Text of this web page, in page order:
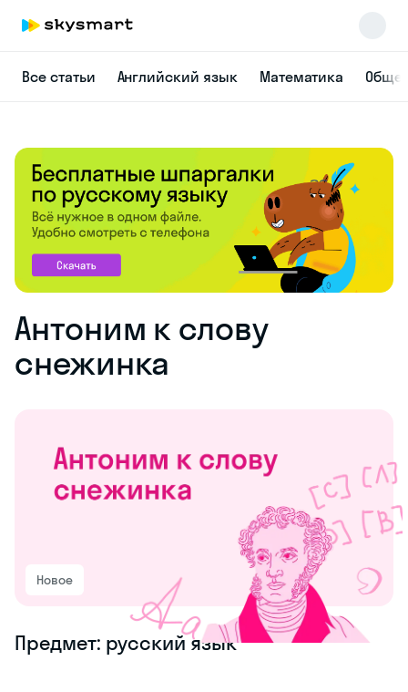
Все статьи Английский язык Математика
Антоним к слову
снежинка
Новое
Предмет: русский язык